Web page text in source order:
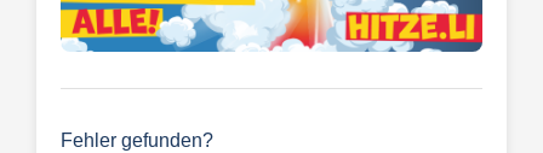
Fehler gefunden?